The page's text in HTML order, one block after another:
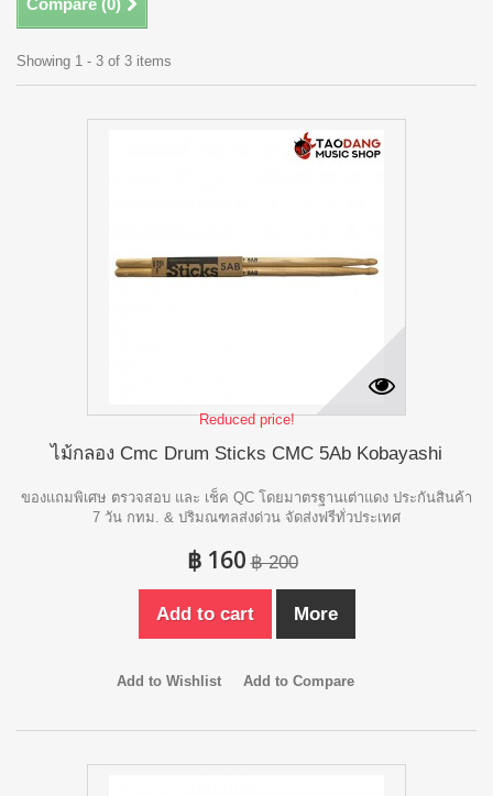
Compare (0)
Showing 1 - 3 of 3 items
Reduced price!
ไม้กลอง Cmc Drum Sticks CMC 5Ab Kobayashi
ของแถมพิเศษ ตรวจสอบ และ เช็ค QC โดยมาตรฐานเต่าแดง ประกันสินค้า
7 วัน กทม. & ปริมณฑลส่งด่วน จัดส่งฟรีทั่วประเทศ
฿ 160 ฿ 200
Add to cart More
Add to Wishlist Add to Compare